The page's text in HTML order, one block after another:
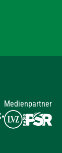
Medienpartner